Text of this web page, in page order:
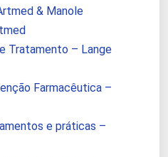
& Manole
Tratamento – Lange
Farmacêutica –
e práticas –